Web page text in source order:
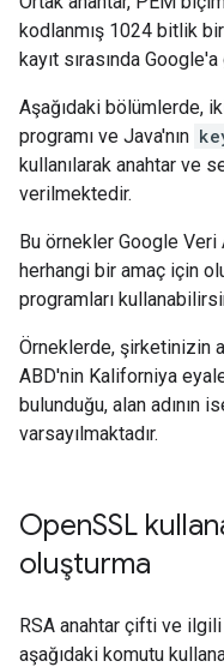
kodlanmış 1024 bitlik bir
kayıt sırasında
Aşağıdaki bölümlerde,
programı ve Java'nın
kullanılarak anahtar ve
verilmektedir.
Bu örnekler Google
herhangi bir amaç için
programları
Örneklerde, şirketinizin
ABD'nin Kaliforniya
bulunduğu, alan adının
varsayılmaktadır.
OpenSSL
oluşturma
RSA anahtar çifti ve
aşağıdaki komutu